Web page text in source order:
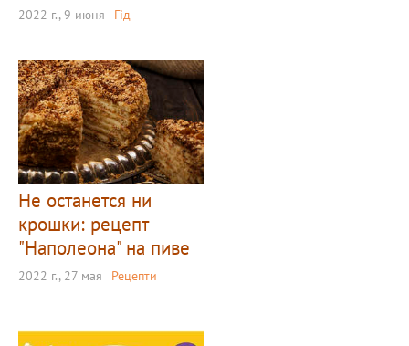
2022 г., 9 июня Гід
Не останется ни
крошки: рецепт
"Наполеона" на пиве
2022 г., 27 мая Рецепти